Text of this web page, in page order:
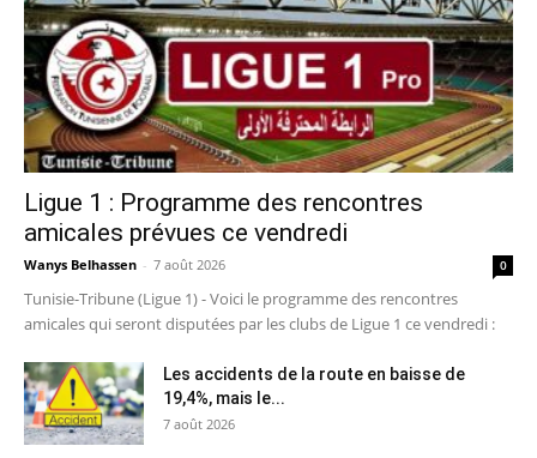
Ligue 1 : Programme des rencontres
amicales prévues ce vendredi
Wanys Belhassen - 7 août 2026 0
Tunisie-Tribune (Ligue 1) - Voici le programme des rencontres
amicales qui seront disputées par les clubs de Ligue 1 ce vendredi :
Les accidents de la route en baisse de
19,4%, mais le...
7 août 2026